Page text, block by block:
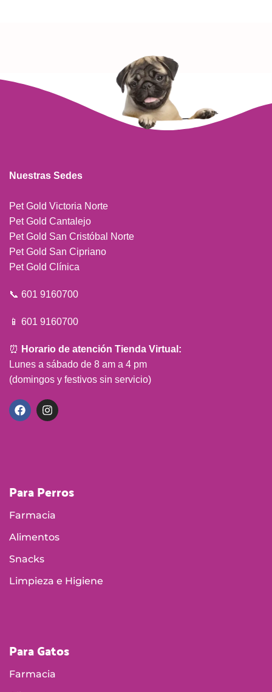
Nuestras Sedes
Pet Gold Victoria Norte
Pet Gold Cantalejo
Pet Gold San Cristóbal Norte
Pet Gold San Cipriano
Pet Gold Clínica
📞 601 9160700
📱 601 9160700
⏰ Horario de atención Tienda Virtual:
Lunes a sábado de 8 am a 4 pm
(domingos y festivos sin servicio)
Para Perros
Farmacia
Alimentos
Snacks
Limpieza e Higiene
Para Gatos
Farmacia